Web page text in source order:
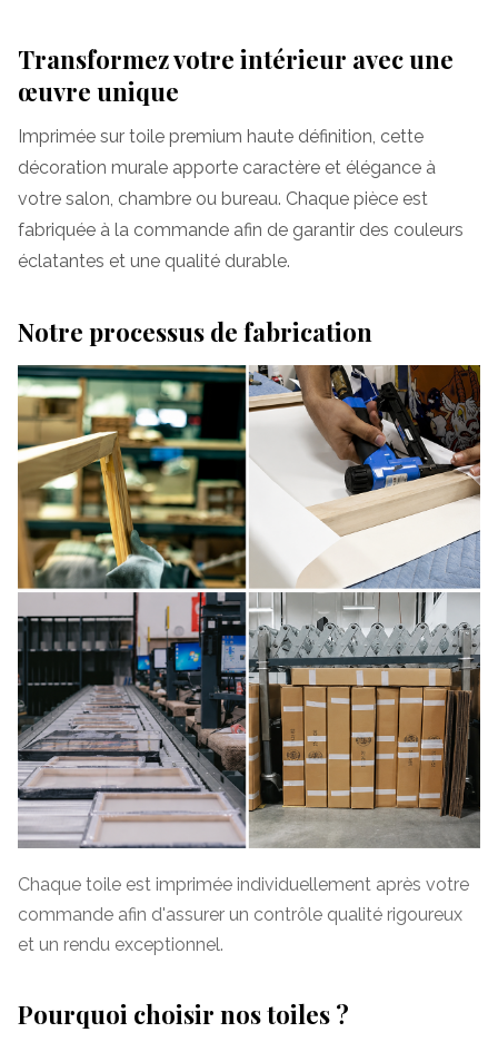
Transformez votre intérieur avec une
œuvre unique
Imprimée sur toile premium haute définition, cette
décoration murale apporte caractère et élégance à
votre salon, chambre ou bureau. Chaque pièce est
fabriquée à la commande afin de garantir des couleurs
éclatantes et une qualité durable.
Notre processus de fabrication
Chaque toile est imprimée individuellement après votre
commande afin d'assurer un contrôle qualité rigoureux
et un rendu exceptionnel.
Pourquoi choisir nos toiles ?